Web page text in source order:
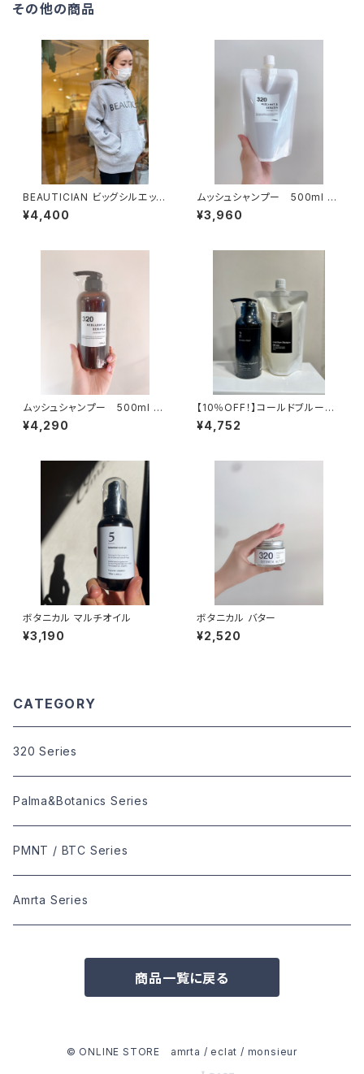
その他の商品
BEAUTICIAN ビッグシルエット
スウェット プルオーバーパーカ
ー
¥4,400
ムッシュシャンプー 500ml レ
フィル
¥3,960
ムッシュシャンプー 500ml ボ
トル
¥4,290
【10％OFF！】コールドブルーシ
ャンプー ボトル＆詰め替えセッ
ト
¥4,752
ボタニカル マルチオイル
¥3,190
ボタニカル バター
¥2,520
CATEGORY
320 Series
Palma&Botanics Series
PMNT / BTC Series
Amrta Series
商品一覧に戻る
© ONLINE STORE amrta / eclat / monsieur